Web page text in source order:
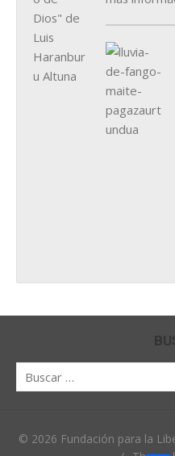
© 2026 Fundación para la